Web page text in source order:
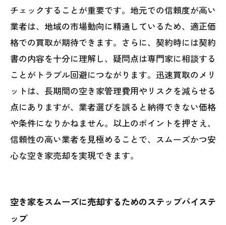
チェックすることが重要です。地元での信頼度が高い
業者は、地域の市場動向に精通しているため、適正価
格での買取が期待できます。さらに、契約時には契約
書の内容を十分に理解し、疑問点は専門家に相談する
ことがトラブル回避につながります。迅速買取のメリ
ットは、長期間の空き家管理費用やリスクを減らせる
点にありますが、業者選びを誤ると納得できない価格
や条件になりかねません。以上のポイントを押さえ、
信頼性の高い業者を見極めることで、スムーズかつ安
心な空き家売却を実現できます。
空き家をスムーズに売却するためのステップバイステ
ップ